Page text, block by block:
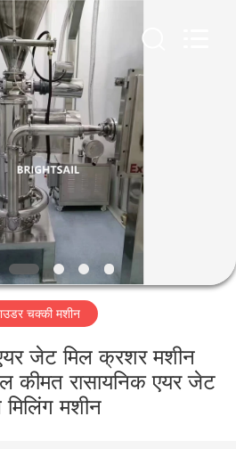
चक्की मशीन
जेट मिल क्रशर मशीन
कीमत रासायनिक एयर जेट
मिलिंग मशीन